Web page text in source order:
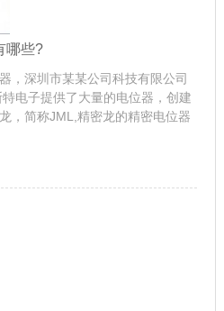
哪些?
，深圳市某某公司科技有限公司
电子提供了大量的电位器，创建
，简称JML,精密龙的精密电位器